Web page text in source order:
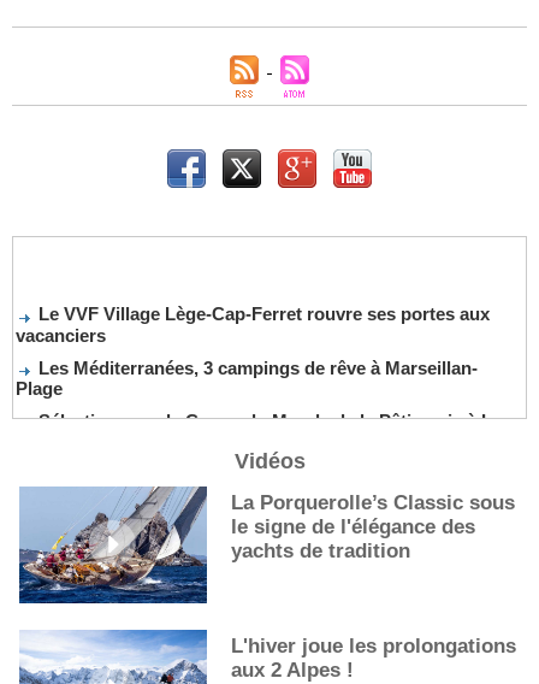
Le VVF Village Lège-Cap-Ferret rouvre ses portes aux
vacanciers
Les Méditerranées, 3 campings de rêve à Marseillan-
Plage
Sélection pour la Coupe du Monde de la Pâtisserie à La
De nouveaux cocktails, stars de l’été
Les cocktails, stars de l’été
La première sélection des grappes du Guide Michelin
Vidéos
La Porquerolle’s Classic sous
le signe de l'élégance des
yachts de tradition
L'hiver joue les prolongations
aux 2 Alpes !